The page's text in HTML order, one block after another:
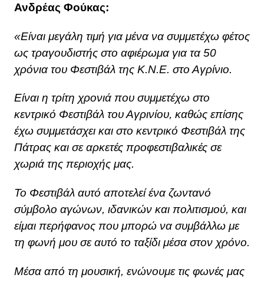
Ανδρέας Φούκας:
«Είναι μεγάλη τιμή για μένα να συμμετέχω φέτος
ως τραγουδιστής στο αφιέρωμα για τα 50
χρόνια του Φεστιβάλ της Κ.Ν.Ε. στο Αγρίνιο.
Είναι η τρίτη χρονιά που συμμετέχω στο
κεντρικό Φεστιβάλ του Αγρινίου, καθώς επίσης
έχω συμμετάσχει και στο κεντρικό Φεστιβάλ της
Πάτρας και σε αρκετές προφεστιβαλικές σε
χωριά της περιοχής μας.
Το Φεστιβάλ αυτό αποτελεί ένα ζωντανό
σύμβολο αγώνων, ιδανικών και πολιτισμού, και
είμαι περήφανος που μπορώ να συμβάλλω με
τη φωνή μου σε αυτό το ταξίδι μέσα στον χρόνο.
Μέσα από τη μουσική, ενώνουμε τις φωνές μας